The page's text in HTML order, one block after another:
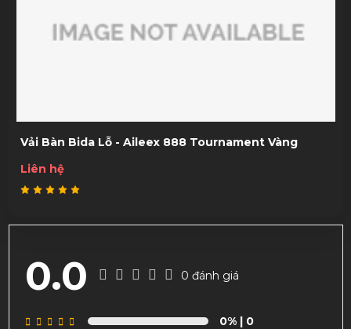
Vải Bàn Bida 3 Băng - Class One Đen
5,400,000đ
0.0 0 đánh giá
0%| 0